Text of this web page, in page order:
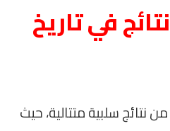
في تاريخ
نتائج سلبية متتالية، حيث